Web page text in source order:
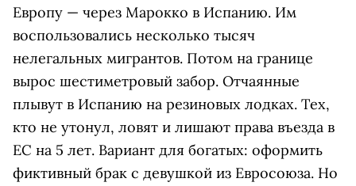
Европу — через Марокко в Испанию. Им
воспользовались несколько тысяч
нелегальных мигрантов. Потом на границе
вырос шестиметровый забор. Отчаянные
плывут в Испанию на резиновых лодках. Тех,
кто не утонул, ловят и лишают права въезда в
ЕС на 5 лет. Вариант для богатых: оформить
фиктивный брак с девушкой из Евросоюза. Но